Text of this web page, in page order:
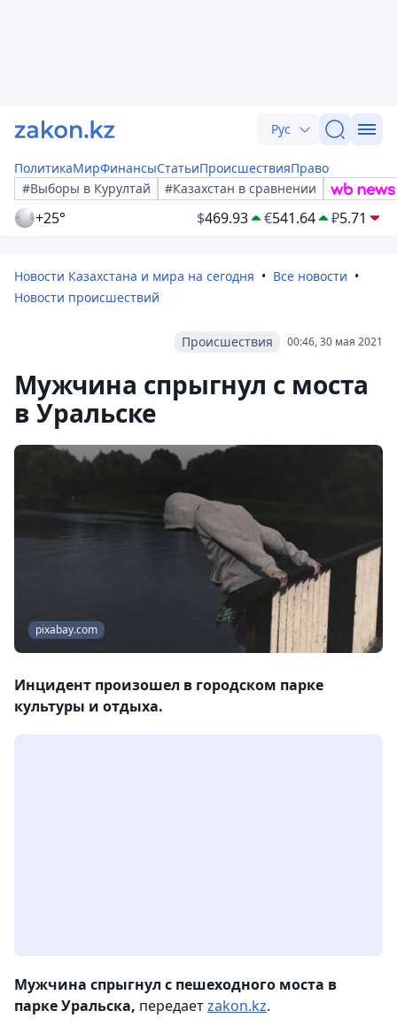
Рус
ПолитикаМирФинансыСтатьиПроисшествияПраво
#Выборы в Курултай
#Казахстан в сравнении
+25° $469.93 €541.64 ₽5.71
Новости Казахстана и мира на сегодня
Все новости
Новости происшествий
00:46, 30 мая 2021
Происшествия
Мужчина спрыгнул с моста
в Уральске
pixabay.com
Инцидент произошел в городском парке
культуры и отдыха.
Мужчина спрыгнул с пешеходного моста в
парке Уральска, передаетzakon.kz.